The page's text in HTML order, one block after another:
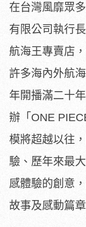
在台灣風靡眾
有限公司執行
航海王專賣店
許多海內外航
年開播滿二十
辦「ONE
模將超越以往
驗、歷年來最
感體驗的創意
故事及感動篇章